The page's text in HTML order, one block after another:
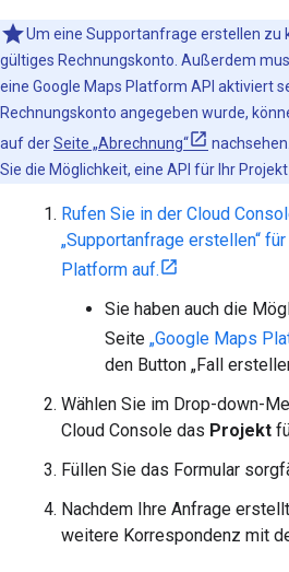
Um eine Supportanfrage erstellen zu
gültiges Rechnungskonto. Außerdem
eine Google Maps Platform API aktiviert
Rechnungskonto angegeben wurde,
auf derSeite „Abrechnung“
Sie die Möglichkeit, eine API für Ihr
Rufen Sie in der Cloud
„Supportanfrage erstellen“
Platform auf.
Sie haben auch die
Seite „Google Maps
den Button „Fall
Wählen Sie im Drop-down-
Cloud Console das Projekt
Füllen Sie das Formular
Nachdem Ihre Anfrage
weitere Korrespondenz mit